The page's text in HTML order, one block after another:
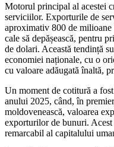
Motorul principal al acestei
serviciilor. Exporturile de
aproximativ 800 de
cale să depășească, pentru
de dolari. Această tendință
economiei naționale, cu o
cu valoare adăugată înaltă,
Un moment de cotitură a
anului 2025, când, în
moldovenească, valoarea
exporturilor de bunuri.
remarcabil al capitalului